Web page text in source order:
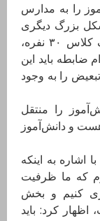
را به مدارس
بزرگ دیگری
هم وجود دارد و آن این است که از یک کلاس ۳۰ نفره،
ضابطه باید این
را به وجود
را منتقل
هست و دانش‌آموز
به اینکه
که ما ظرفیت
کنیم و بخش
کرد: باید